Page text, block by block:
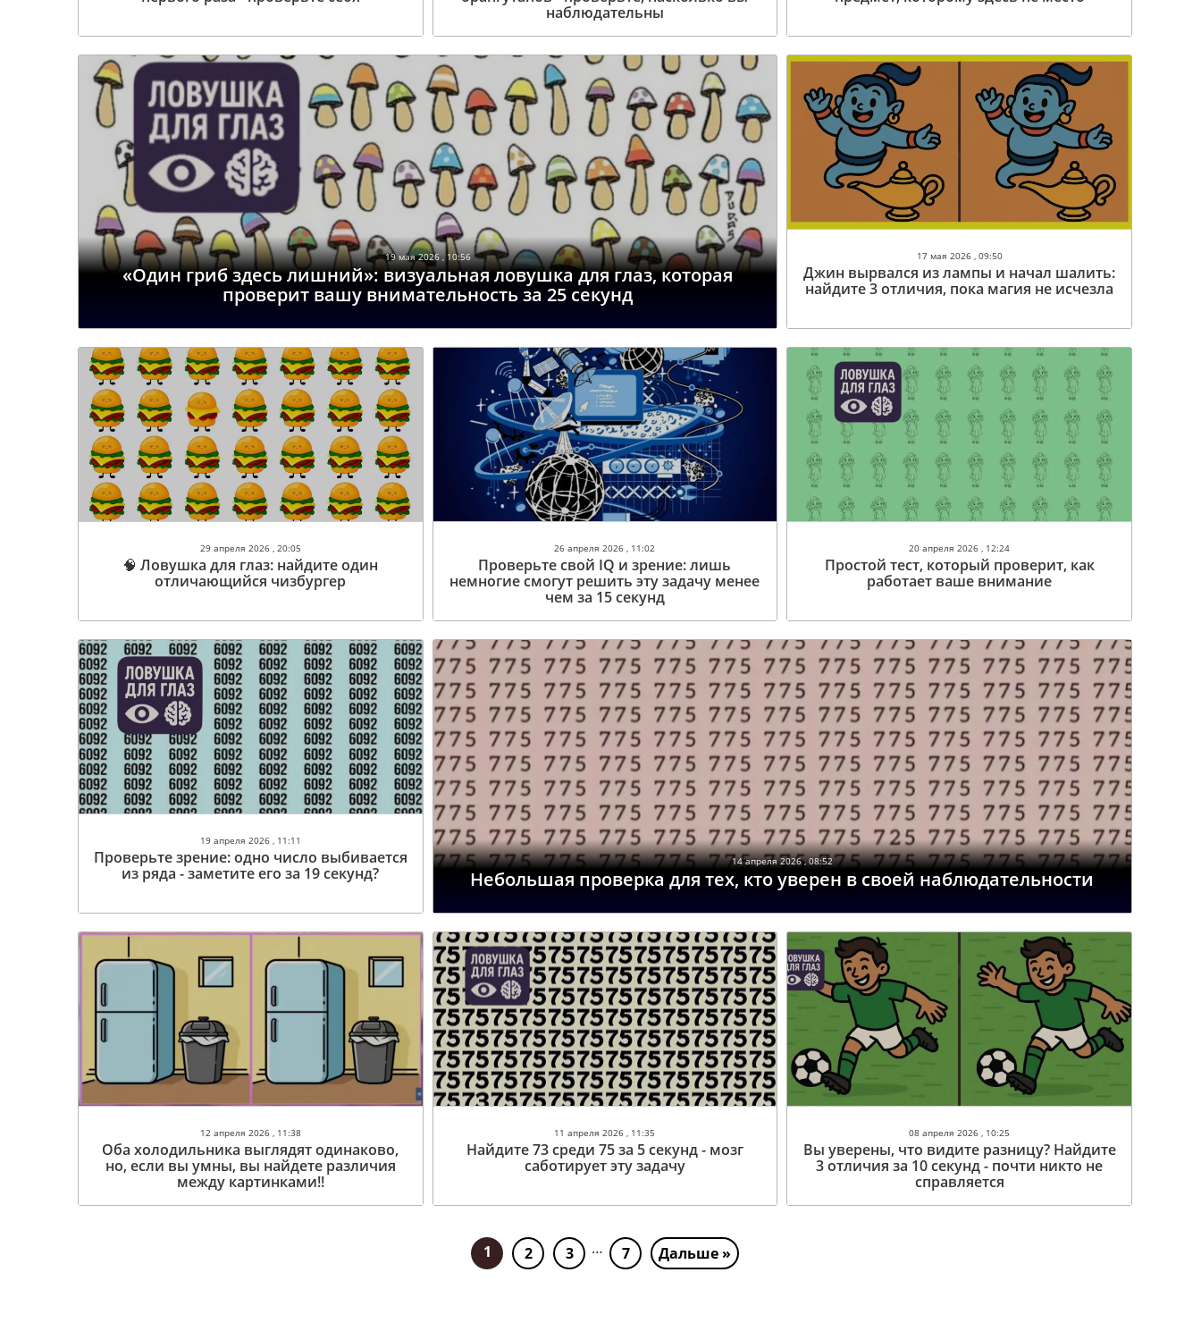
наблюдательны
19 мая 2026 , 10:56
«Один гриб здесь лишний»: визуальная ловушка для глаз, которая
проверит вашу внимательность за 25 секунд
17 мая 2026 , 09:50
Джин вырвался из лампы и начал шалить:
найдите 3 отличия, пока магия не исчезла
29 апреля 2026 , 20:05
🧠 Ловушка для глаз: найдите один
отличающийся чизбургер
26 апреля 2026 , 11:02
Проверьте свой IQ и зрение: лишь
немногие смогут решить эту задачу менее
чем за 15 секунд
20 апреля 2026 , 12:24
Простой тест, который проверит, как
работает ваше внимание
19 апреля 2026 , 11:11
Проверьте зрение: одно число выбивается
из ряда - заметите его за 19 секунд?
14 апреля 2026 , 08:52
Небольшая проверка для тех, кто уверен в своей наблюдательности
12 апреля 2026 , 11:38
Оба холодильника выглядят одинаково,
но, если вы умны, вы найдете различия
между картинками!!
11 апреля 2026 , 11:35
Найдите 73 среди 75 за 5 секунд - мозг
саботирует эту задачу
08 апреля 2026 , 10:25
Вы уверены, что видите разницу? Найдите
3 отличия за 10 секунд - почти никто не
справляется
1 2 3 … 7 Дальше »